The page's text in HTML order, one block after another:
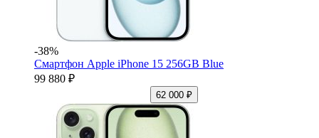
-38%
Смартфон Apple iPhone 15 256GB Blue
99 880 ₽
62 000 ₽